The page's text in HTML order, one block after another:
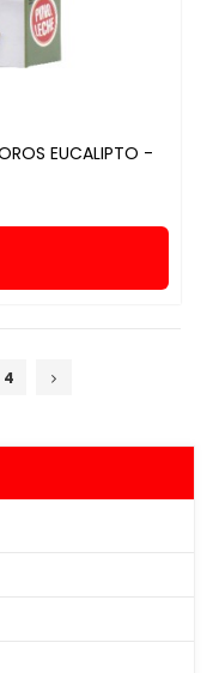
EUCALIPTO -
4